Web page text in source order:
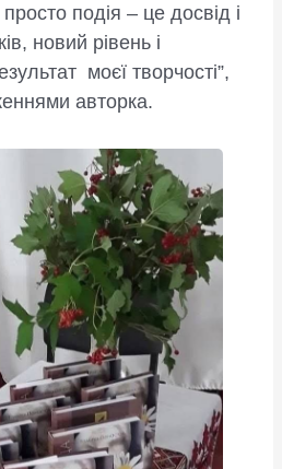
подія – це досвід і
новий рівень і
моєї творчості”,
авторка.